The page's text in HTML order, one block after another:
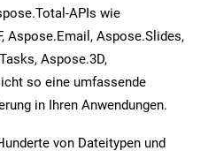
APIs wie
Aspose.Email, Aspose.Slides,
Aspose.3D,
so eine umfassende
in Ihren Anwendungen.
von Dateitypen und